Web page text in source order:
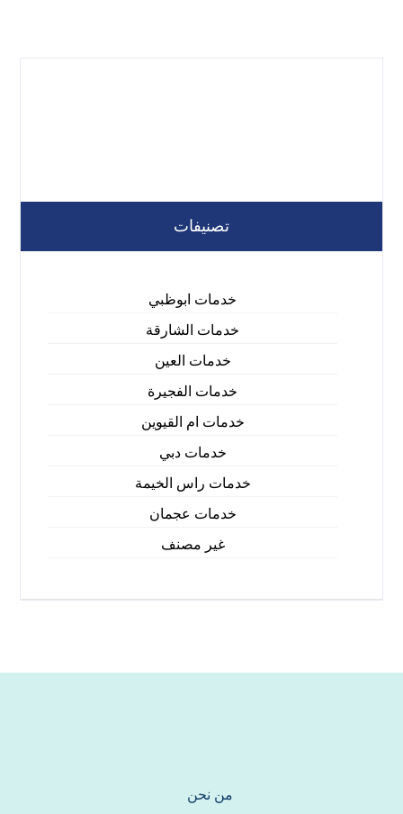
تصنيفات
خدمات ابوظبي
خدمات الشارقة
خدمات العين
خدمات الفجيرة
خدمات ام القيوين
خدمات دبي
خدمات راس الخيمة
خدمات عجمان
غير مصنف
من نحن